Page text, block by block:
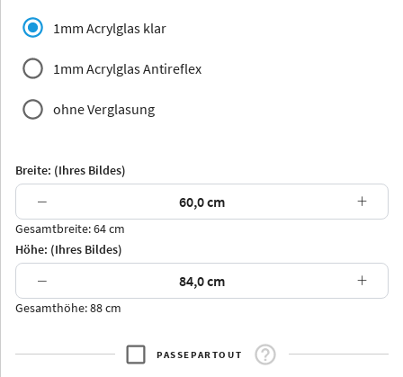
Jersey Dauphine
Arran Luzern
Thurgau
1mm Acrylglas klar
1mm Acrylglas Antireflex
ohne Verglasung
Breite: (Ihres Bildes)
− +
Gesamtbreite: 64 cm
Höhe: (Ihres Bildes)
− +
Gesamthöhe: 88 cm
PASSEPARTOUT